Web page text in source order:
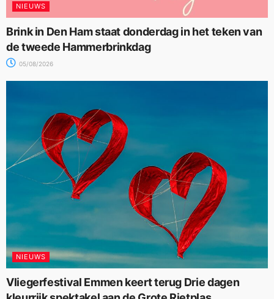
NIEUWS
Brink in Den Ham staat donderdag in het teken van
de tweede Hammerbrinkdag
05/08/2026
NIEUWS
Vliegerfestival Emmen keert terug Drie dagen